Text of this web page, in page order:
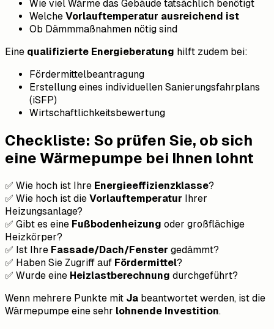
Wie viel Wärme das Gebäude tatsächlich benötigt
Welche Vorlauftemperatur ausreichend ist
Ob Dämmmaßnahmen nötig sind
Eine qualifizierte Energieberatung hilft zudem bei:
Fördermittelbeantragung
Erstellung eines individuellen Sanierungsfahrplans
(iSFP)
Wirtschaftlichkeitsbewertung
Checkliste: So prüfen Sie, ob sich
eine Wärmepumpe bei Ihnen lohnt
✅ Wie hoch ist Ihre Energieeffizienzklasse?
✅ Wie hoch ist die Vorlauftemperatur Ihrer
Heizungsanlage?
✅ Gibt es eine Fußbodenheizung oder großflächige
Heizkörper?
✅ Ist Ihre Fassade/Dach/Fenster gedämmt?
✅ Haben Sie Zugriff auf Fördermittel?
✅ Wurde eine Heizlastberechnung durchgeführt?
Wenn mehrere Punkte mit Ja beantwortet werden, ist die
Wärmepumpe eine sehr lohnende Investition.